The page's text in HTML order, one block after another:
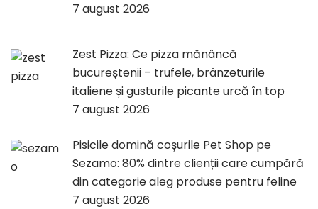
7 august 2026
Zest Pizza: Ce pizza mănâncă
bucureștenii – trufele, brânzeturile
italiene și gusturile picante urcă în top
7 august 2026
Pisicile domină coșurile Pet Shop pe
Sezamo: 80% dintre clienții care cumpără
din categorie aleg produse pentru feline
7 august 2026